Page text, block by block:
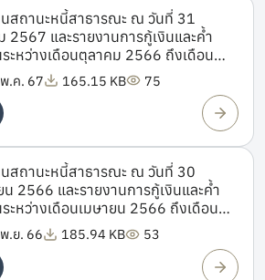
นสถานะหนี้สาธารณะ ณ วันที่ 31
2567 และรายงานการกู้เงินและคํ้า
ะหว่างเดือนตุลาคม 2566 ถึงเดือน
2567
.ค. 67 165.15 KB 75
นสถานะหนี้สาธารณะ ณ วันที่ 30
2566 และรายงานการกู้เงินและคํ้า
ะหว่างเดือนเมษายน 2566 ถึงเดือน
น 2566
.ย. 66 185.94 KB 53